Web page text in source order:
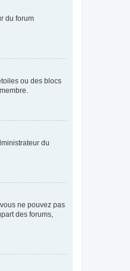
du forum
ou des blocs
du
ne pouvez pas
des forums,